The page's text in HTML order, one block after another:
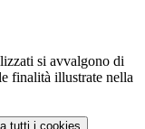
si avvalgono di
finalità illustrate nella
tutti i cookies